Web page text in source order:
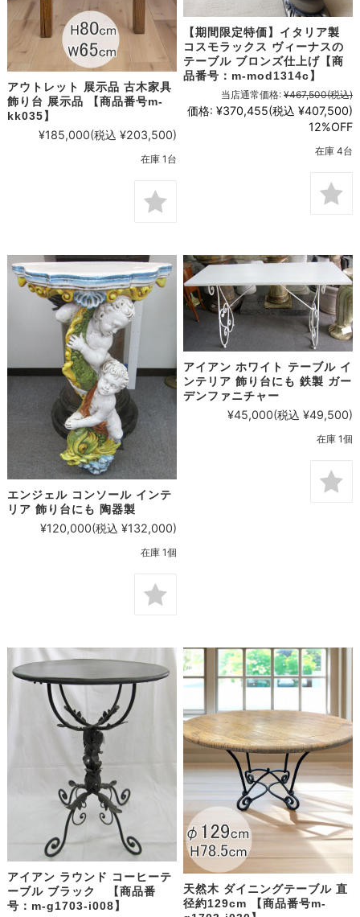
アウトレット 展示品 古木家具
飾り台 展示品 【商品番号m-
kk035】
¥185,000(税込 ¥203,500)
在庫 1台
【期間限定特価】イタリア製
コスモラックス ヴィーナスの
テーブル ブロンズ仕上げ【商
品番号：m-mod1314c】
当店通常価格: ¥467,500(税込)
価格: ¥370,455(税込 ¥407,500)
12%OFF
在庫 4台
エンジェル コンソール インテ
リア 飾り台にも 陶器製
¥120,000(税込 ¥132,000)
在庫 1個
アイアン ホワイト テーブル イ
ンテリア 飾り台にも 鉄製 ガー
デンファニチャー
¥45,000(税込 ¥49,500)
在庫 1個
アイアン ラウンド コーヒーテ
ーブル ブラック 【商品番
号：m-g1703-i008】
天然木 ダイニングテーブル 直
径約129cm 【商品番号m-